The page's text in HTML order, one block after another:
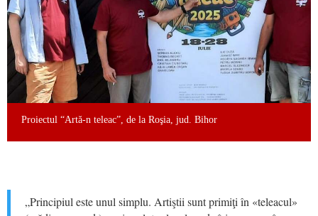
Proiectul “Artă-n teleac”, de la Roşia, jud. Bihor
„Principiul este unul simplu. Artiştii sunt primiţi în «teleacul»